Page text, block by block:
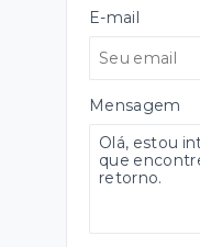
E-mail
Mensagem